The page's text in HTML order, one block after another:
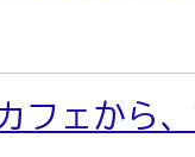
フェから